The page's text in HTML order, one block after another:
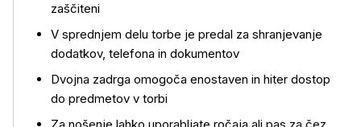
zaščiteni
V sprednjem delu torbe je predal za shranjevanje
dodatkov, telefona in dokumentov
Dvojna zadrga omogoča enostaven in hiter dostop
do predmetov v torbi